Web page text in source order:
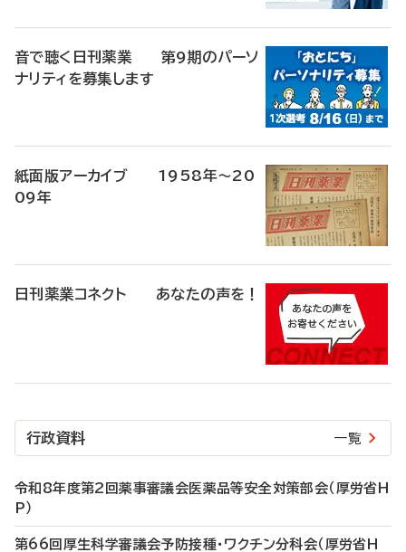
音で聴く日刊薬業 第9期のパーソ
ナリティを募集します
紙面版アーカイブ 1958年～20
09年
日刊薬業コネクト あなたの声を！
行政資料 一覧
令和8年度第2回薬事審議会医薬品等安全対策部会（厚労省H
P）
第66回厚生科学審議会予防接種・ワクチン分科会（厚労省H